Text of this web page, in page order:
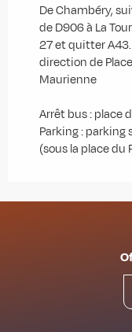
De Chambéry,
de D906 à La
27 et quitter
direction de
Maurienne
Arrêt bus : place
Parking : parking
(sous la place du